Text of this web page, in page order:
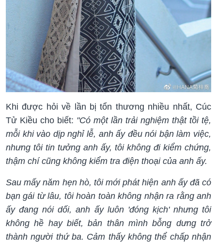
Khi được hỏi về lần bị tổn thương nhiều nhất, Cúc
Tử Kiều cho biết: "Có một lần trải nghiệm thật tồi tệ,
mỗi khi vào dịp nghỉ lễ, anh ấy đều nói bận làm việc,
nhưng tôi tin tưởng anh ấy, tôi không đi kiểm chứng,
thậm chí cũng không kiểm tra điện thoại của anh ấy.
Sau mấy năm hẹn hò, tôi mới phát hiện anh ấy đã có
bạn gái từ lâu, tôi hoàn toàn không nhận ra rằng anh
ấy đang nói dối, anh ấy luôn 'đóng kịch' nhưng tôi
không hề hay biết, bản thân mình bỗng dưng trở
thành người thứ ba. Cảm thấy không thể chấp nhận